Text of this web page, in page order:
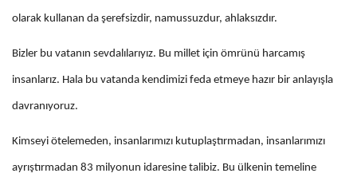
olarak kullanan da şerefsizdir, namussuzdur, ahlaksızdır.
Bizler bu vatanın sevdalılarıyız. Bu millet için ömrünü harcamış
insanlarız. Hala bu vatanda kendimizi feda etmeye hazır bir anlayışla
davranıyoruz.
Kimseyi ötelemeden, insanlarımızı kutuplaştırmadan, insanlarımızı
ayrıştırmadan 83 milyonun idaresine talibiz. Bu ülkenin temeline